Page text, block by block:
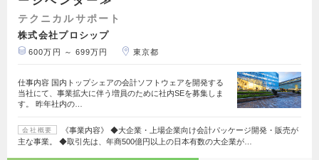
テクニカルサポート
株式会社プロシップ
600万円 ～ 699万円 東京都
仕事内容 国内トップシェアの会計ソフトウェアを開発する
当社にて、事業拡大に伴う増員のために社内SEを募集しま
す。 昨年社内の…
会社概要
《事業内容》 ◆大企業・上場企業向け会計パッケージ開発・販売が
主な事業。 ◆取引先は、年商500億円以上の日本有数の大企業が…